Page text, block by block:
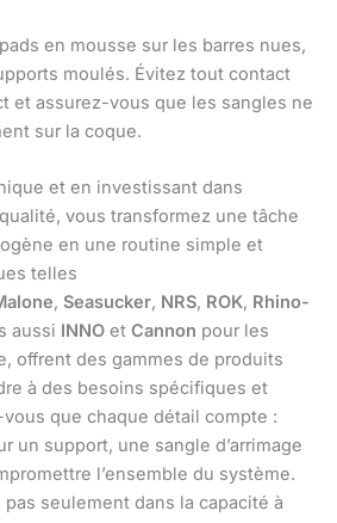
en mousse sur les barres nues,
moulés. Évitez tout contact
et assurez-vous que les sangles ne
sur la coque.
et en investissant dans
vous transformez une tâche
en une routine simple et
telles
, Seasucker, NRS, ROK, Rhino-
aussi INNO et Cannon pour les
offrent des gammes de produits
à des besoins spécifiques et
que chaque détail compte :
un support, une sangle d’arrimage
l’ensemble du système.
pas seulement dans la capacité à